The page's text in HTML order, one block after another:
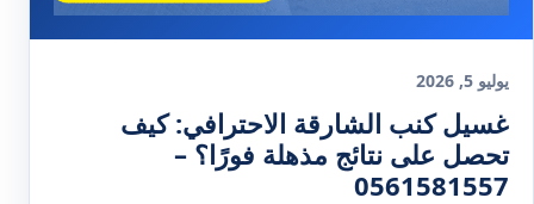
يوليو 5, 2026
غسيل كنب الشارقة الاحترافي: كيف
تحصل على نتائج مذهلة فورًا؟ –
0561581557